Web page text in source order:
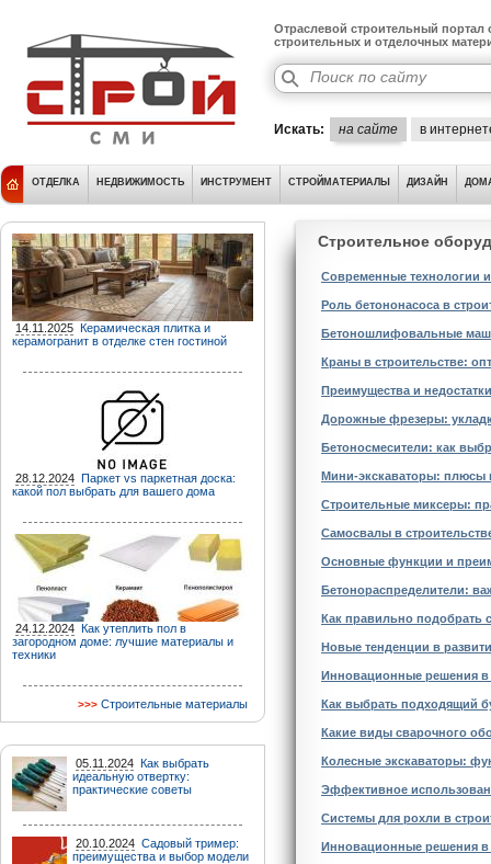
Отраслевой строительный портал
строительных и отделочных
Искать: на сайте в
ОТДЕЛКА НЕДВИЖИМОСТЬ ИНСТРУМЕНТ СТРОЙМАТЕРИАЛЫ ДИЗАЙН
14.11.2025 Керамическая плитка и
керамогранит в отделке стен гостиной
28.12.2024 Паркет vs паркетная доска:
какой пол выбрать для вашего дома
24.12.2024 Как утеплить пол в
загородном доме: лучшие материалы и
техники
Строительные материалы
05.11.2024 Как выбрать
идеальную отвертку:
практические советы
20.10.2024 Садовый тример:
преимущества и выбор модели
Строительное
Современные технологии
Роль бетононасоса в
Бетоношлифовальные
Краны в строительстве:
Преимущества и
Дорожные фрезеры:
Бетоносмесители: как
Мини-экскаваторы: плюсы
Строительные миксеры:
Самосвалы в
Основные функции и
Бетонораспределители:
Как правильно подобрать
Новые тенденции в
Инновационные решения в
Как выбрать подходящий
Какие виды сварочного
Колесные экскаваторы:
Эффективное
Системы для рохли в
Инновационные решения в